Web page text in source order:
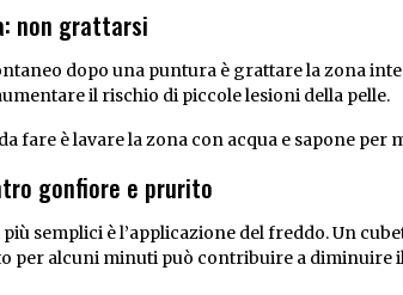
non grattarsi
dopo una puntura è grattare la zona
il rischio di piccole lesioni della pelle.
fare è lavare la zona con acqua e sapone
gonfiore e prurito
semplici è l’applicazione del freddo. Un
per alcuni minuti può contribuire a diminuire